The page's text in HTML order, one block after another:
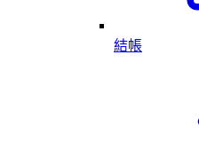
結帳